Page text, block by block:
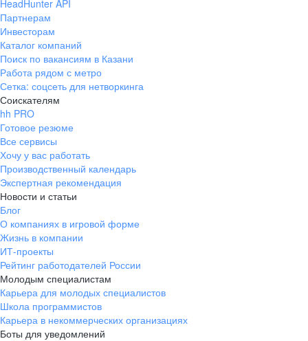
HeadHunter API
Партнерам
Инвесторам
Каталог компаний
Поиск по вакансиям в Казани
Работа рядом с метро
Сетка: соцсеть для нетворкинга
Соискателям
hh PRO
Готовое резюме
Все сервисы
Хочу у вас работать
Производственный календарь
Экспертная рекомендация
Новости и статьи
Блог
О компаниях в игровой форме
Жизнь в компании
ИТ-проекты
Рейтинг работодателей России
Молодым специалистам
Карьера для молодых специалистов
Школа программистов
Карьера в некоммерческих организациях
Боты для уведомлений